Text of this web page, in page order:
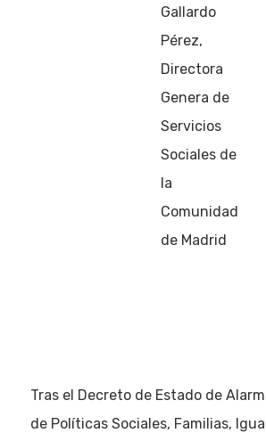
Gallardo
Pérez,
Directora
Genera de
Servicios
Sociales de
la
Comunidad
de Madrid
Tras el Decreto de Estado de
de Políticas Sociales, Familias,